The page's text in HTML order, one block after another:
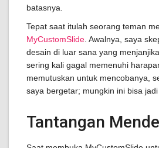
batasnya.
Tepat saat itulah seorang teman
MyCustomSlide . Awalnya, saya
desain di luar sana yang
sering kali gagal memenuhi
memutuskan untuk mencobanya,
saya bergetar; mungkin ini bisa jadi
Tantangan